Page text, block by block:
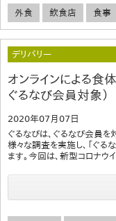
外食 飲食店 食事
デリバリー
オンラインによる
ぐるなび会員対象）
2020年07月07日
ぐるなびは、ぐるなび会員
様々な調査を実施し、「ぐる
ます。今回は、新型コロナ